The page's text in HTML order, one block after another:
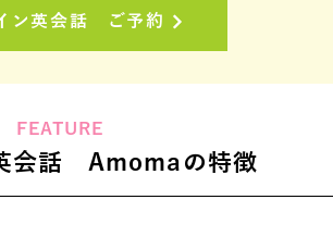
ン英会話 ご予約
FEATURE
会話 Amomaの特徴